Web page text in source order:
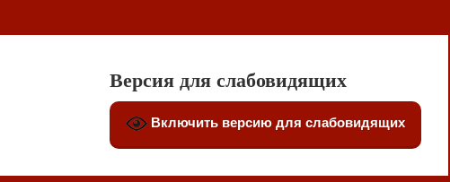
Версия для слабовидящих
Включить версию для слабовидящих